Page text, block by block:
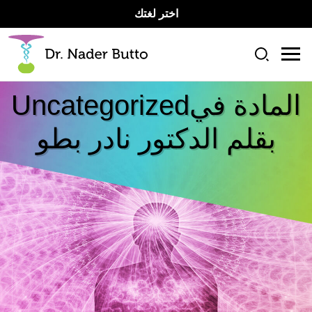
اختر لغتك
المادة فيUncategorized
بقلم الدكتور نادر بطو